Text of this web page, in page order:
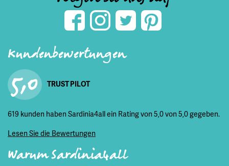
Kundenbewertungen
5,0 TRUST PILOT
619 kunden haben Sardinia4all ein Rating von 5,0 von 5,0 gegeben.
Lesen Sie die Bewertungen
Warum Sardinia4all